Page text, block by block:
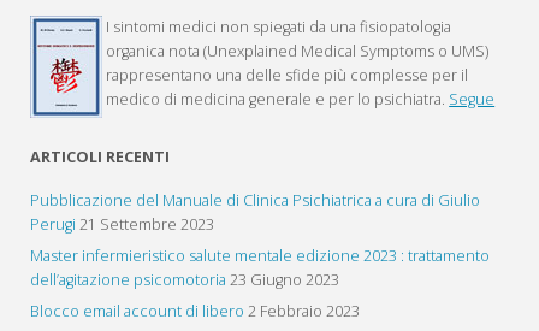
I sintomi medici non spiegati da una fisiopatologia
organica nota (Unexplained Medical Symptoms o UMS)
rappresentano una delle sfide più complesse per il
medico di medicina generale e per lo psichiatra. Segue
ARTICOLI RECENTI
Pubblicazione del Manuale di Clinica Psichiatrica a cura di Giulio
Perugi 21 Settembre 2023
Master infermieristico salute mentale edizione 2023 : trattamento
dell’agitazione psicomotoria 23 Giugno 2023
Blocco email account di libero 2 Febbraio 2023